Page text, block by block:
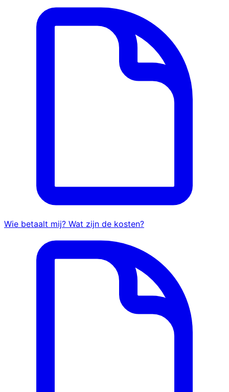
Wie betaalt mij? Wat zijn de kosten?